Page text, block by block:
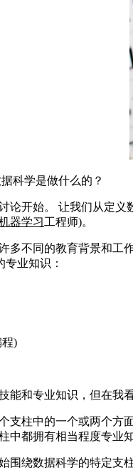
科学是做什么的？
论开始。 让我们从定
器学习工程师)。
多不同的教育背景和工
业知识：
)
能和专业知识，但在我
支柱中的一个或两个方
中都拥有相当程度专业
围绕数据科学的特定支